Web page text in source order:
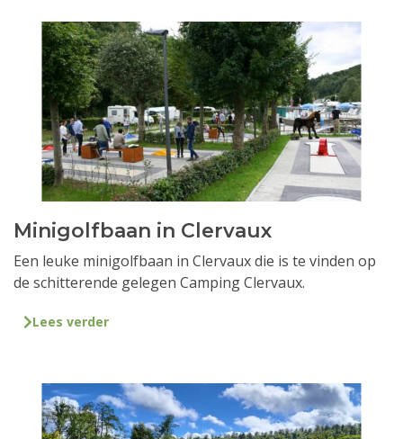
Minigolfbaan in Clervaux
Een leuke minigolfbaan in Clervaux die is te vinden op
de schitterende gelegen Camping Clervaux.
Lees verder